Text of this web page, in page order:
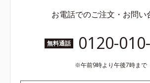
お電話でのご注文・お問い
無料通話 0120-
午前9時より午後7時まで